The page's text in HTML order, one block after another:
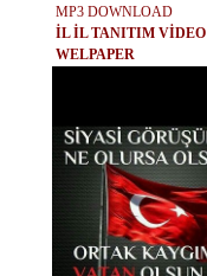
MP3 DOWNLOAD
İL İL TANITIM VİDEO
WELPAPER